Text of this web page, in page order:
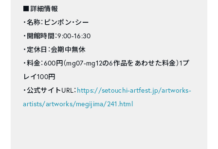
■詳細情報
・名称：ピンポン・シー
・開館時間：9:00-16:30
・定休日：会期中無休
・料金：600円（mg07-mg12の6作品をあわせた料金）1プ
レイ100円
・公式サイトURL： https://setouchi-artfest.jp/artworks-
artists/artworks/megijima/241.html